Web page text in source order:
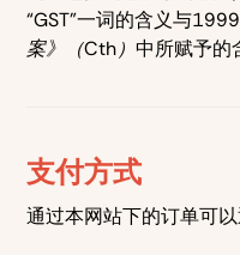
“GST”一词的含义与
案》（Cth）中所赋予的
支付方式
通过本网站下的订单可